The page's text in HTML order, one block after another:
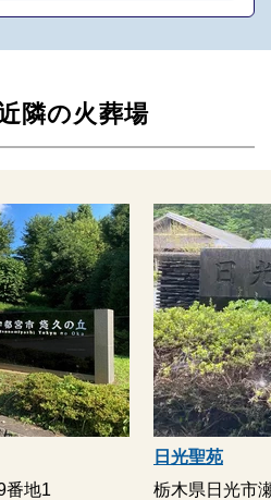
隣の火葬場
番地1
日光聖苑
栃木県日光市